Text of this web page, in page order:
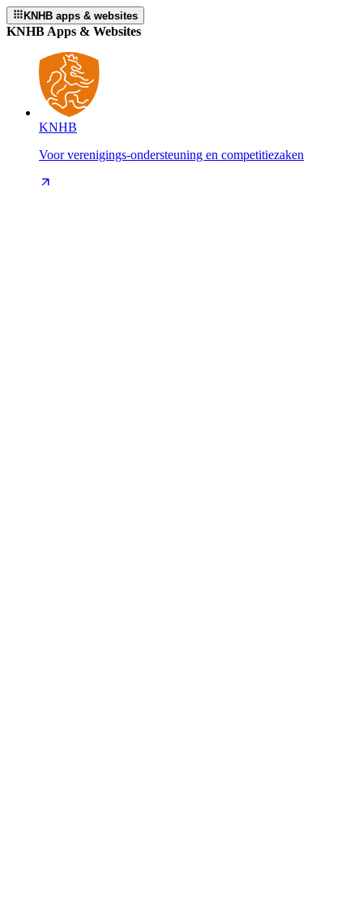
KNHB apps & websites
KNHB Apps & Websites
KNHB
Voor verenigings-ondersteuning en competitiezaken